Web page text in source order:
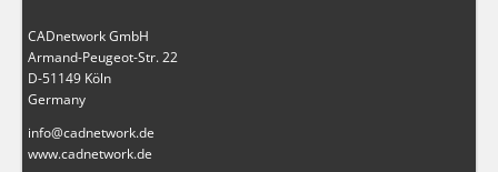
CADnetwork GmbH
Armand-Peugeot-Str. 22
D-51149 Köln
Germany
info@cadnetwork.de
www.cadnetwork.de